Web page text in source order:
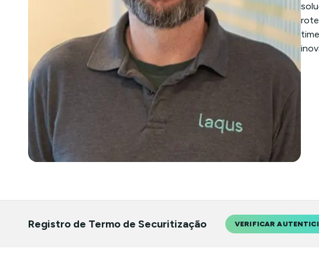
Registro de Termo de Securitização VERIFICAR